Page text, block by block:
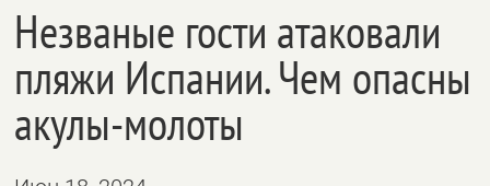
Незваные гости атаковали
пляжи Испании. Чем опасны
акулы-молоты